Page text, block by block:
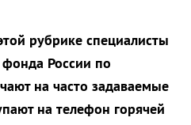
рубрике специалисты
России по
на часто задаваемые
на телефон горячей